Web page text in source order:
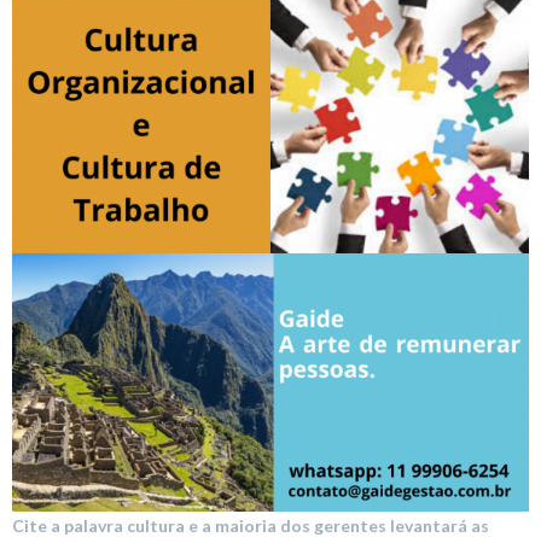
Cite a palavra cultura e a maioria dos gerentes levantará as